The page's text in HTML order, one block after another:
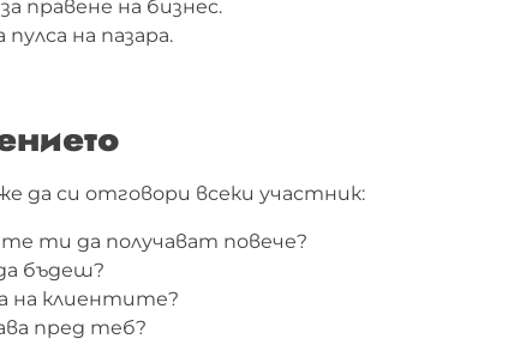
правене на бизнес.
на пазара.
да си отговори всеки участник:
ти да получават повече?
бъдеш?
на клиентите?
пред теб?